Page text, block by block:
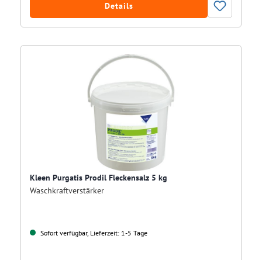
Details
Kleen Purgatis Prodil Fleckensalz 5 kg
Waschkraftverstärker
Sofort verfügbar, Lieferzeit: 1-5 Tage